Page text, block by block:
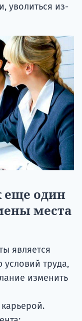
уволиться из-
еще один
места
является
труда,
изменить